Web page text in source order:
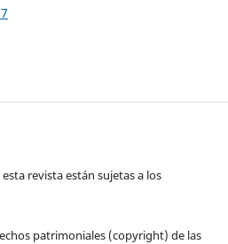
revista están sujetas a los
patrimoniales (copyright) de las